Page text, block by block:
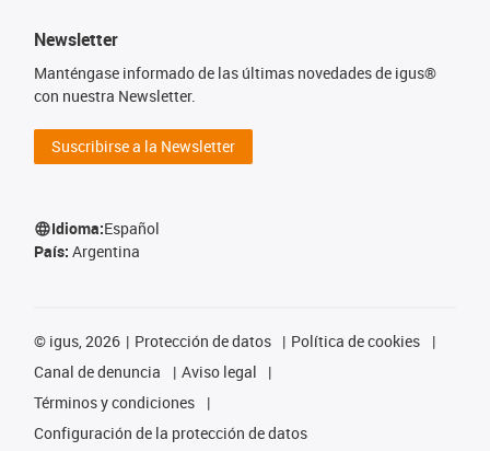
Newsletter
Manténgase informado de las últimas novedades de igus®
con nuestra Newsletter.
Suscribirse a la Newsletter
Idioma:Español
País: Argentina
© igus, 2026 Protección de datos
Política de cookies
Canal de denuncia
Aviso legal
Términos y condiciones
Configuración de la protección de datos